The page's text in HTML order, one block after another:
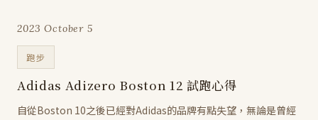
2023 October 5
跑步
Adidas Adizero Boston 12 試跑心得
自從Boston 10之後已經對Adidas的品牌有點失望，無論是曾經